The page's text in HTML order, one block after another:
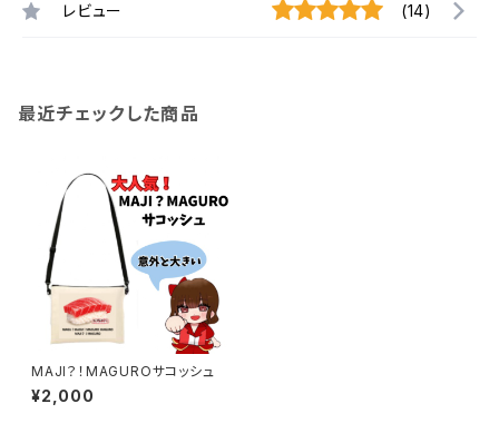
レビュー (14)
最近チェックした商品
MAJI？！MAGUROサコッシュ
¥2,000